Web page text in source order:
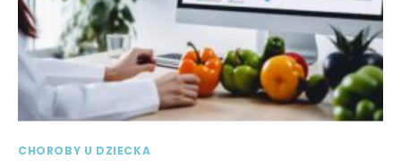
CHOROBY U DZIECKA